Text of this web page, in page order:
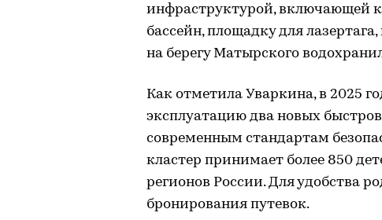
инфраструктурой, включающей
бассейн, площадку для
на берегу Матырского
Как отметила Уваркина, в 2025
эксплуатацию два новых
современным стандартам
кластер принимает более 850
регионов России. Для удобства
бронирования путевок.